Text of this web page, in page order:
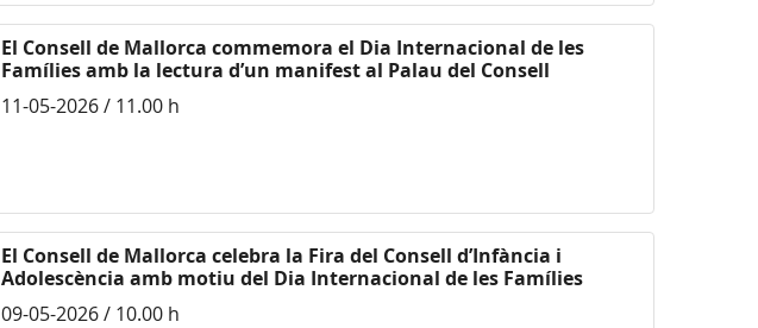
El Consell de Mallorca commemora el Dia Internacional de les
Famílies amb la lectura d’un manifest al Palau del Consell
11-05-2026 / 11.00 h
El Consell de Mallorca celebra la Fira del Consell d’Infància i
Adolescència amb motiu del Dia Internacional de les Famílies
09-05-2026 / 10.00 h